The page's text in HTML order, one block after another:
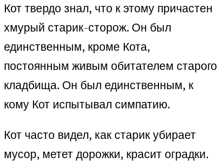
Кот твердо знал, что к этому причастен
хмурый старик-сторож. Он был
единственным, кроме Кота,
постоянным живым обитателем старого
кладбища. Он был единственным, к
кому Кот испытывал симпатию.
Кот часто видел, как старик убирает
мусор, метет дорожки, красит оградки.